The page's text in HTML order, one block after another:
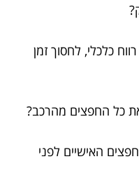
כלכלי, לחסוך זמן
האישיים לפני